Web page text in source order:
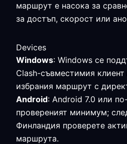
маршрут е насока за
за достъп, скорост или
Devices
Windows: Windows се
Clash-съвместимия клиент
избрания маршрут с
Android: Android 7.0 или
провереният минимум;
Финландия проверете
маршрута.